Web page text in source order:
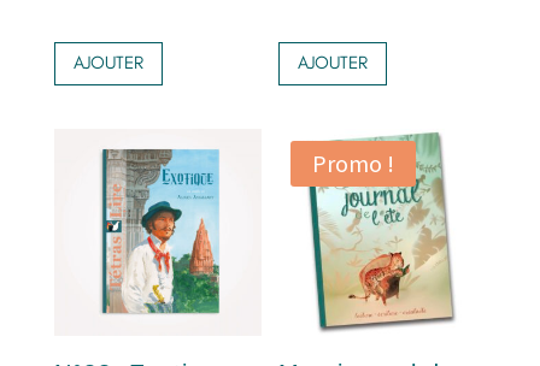
AJOUTER AJOUTER
Promo !